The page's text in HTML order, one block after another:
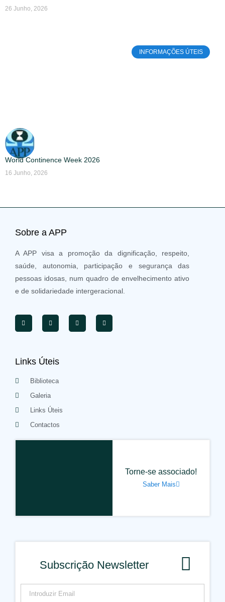
26 Junho, 2026
INFORMAÇÕES ÚTEIS
World Continence Week 2026
16 Junho, 2026
Sobre a APP
A APP visa a promoção da dignificação, respeito,
saúde, autonomia, participação e segurança das
pessoas idosas, num quadro de envelhecimento ativo
e de solidariedade intergeracional.
Links Úteis
Biblioteca
Galeria
Links Úteis
Contactos
Torne-se associado!
Saber Mais
Subscrição Newsletter